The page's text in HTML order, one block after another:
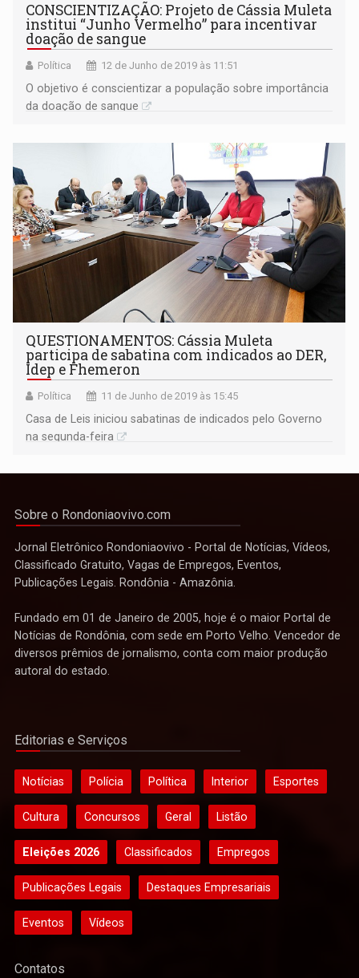
CONSCIENTIZAÇÃO: Projeto de Cássia Muleta
institui “Junho Vermelho” para incentivar
doação de sangue
Política 12 de Junho de 2019 às 11:51
O objetivo é conscientizar a população sobre importância
da doação de sangue
QUESTIONAMENTOS: Cássia Muleta
participa de sabatina com indicados ao DER,
Idep e Fhemeron
Política 11 de Junho de 2019 às 15:45
Casa de Leis iniciou sabatinas de indicados pelo Governo
na segunda-feira
Sobre o Rondoniaovivo.com
Jornal Eletrônico Rondoniaovivo - Portal de Notícias, Vídeos,
Classificado Gratuito, Vagas de Empregos, Eventos,
Publicações Legais. Rondônia - Amazônia.
Fundado em 01 de Janeiro de 2005, hoje é o maior Portal de
Notícias de Rondônia, com sede em Porto Velho. Vencedor de
diversos prêmios de jornalismo, conta com maior produção
autoral do estado.
Editorias e Serviços
Notícias Polícia Política Interior Esportes
Cultura Concursos Geral Listão
Eleições 2026 Classificados Empregos
Publicações Legais Destaques Empresariais
Eventos Vídeos
Contatos